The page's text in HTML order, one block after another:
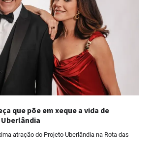
que põe em xeque a vida de
atração do Projeto Uberlândia na Rota das